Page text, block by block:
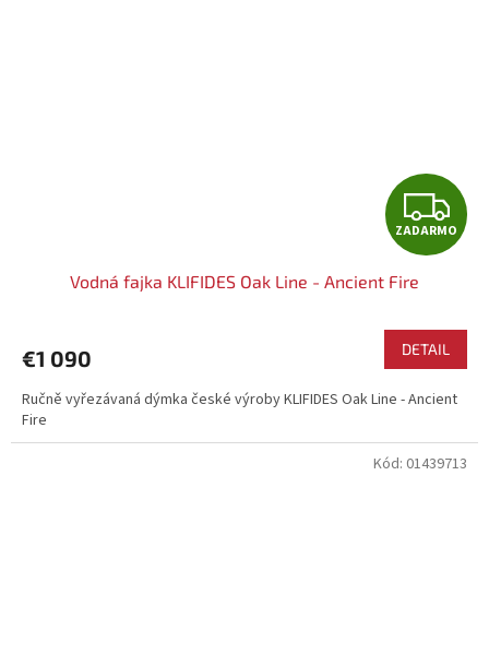
Z
A
A
R
M
O
ZADARMO
Vodná fajka KLIFIDES Oak Line - Ancient Fire
€1 090 DETAIL
Ručně vyřezávaná dýmka české výroby KLIFIDES Oak Line - Ancient
Fire
Kód: 01439713